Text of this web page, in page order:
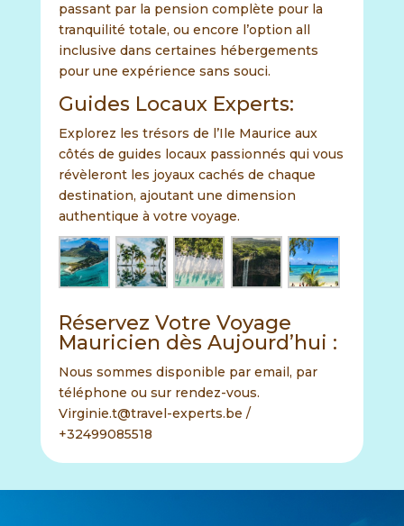
passant par la pension complète pour la
tranquilité totale, ou encore l’option all
inclusive dans certaines hébergements
pour une expérience sans souci.
Guides Locaux Experts:
Explorez les trésors de l’Ile Maurice aux
côtés de guides locaux passionnés qui vous
révèleront les joyaux cachés de chaque
destination, ajoutant une dimension
authentique à votre voyage.
Réservez Votre Voyage
Mauricien dès Aujourd’hui :
Nous sommes disponible par email, par
téléphone ou sur rendez-vous.
Virginie.t@travel-experts.be /
+32499085518